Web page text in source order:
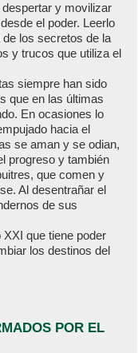
y movilizar
el poder. Leerlo
los secretos de la
y trucos que utiliza el
siempre han sido
que en las últimas
En ocasiones lo
hacia el
se aman y se odian,
progreso y también
que comen y
Al desentrañar el
de sus
que tiene poder
los destinos del
POR EL